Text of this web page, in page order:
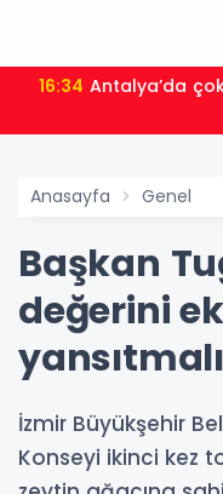
16:34 Antalya’da
Anasayfa Genel
Başkan
değerini
İzmir Büyükşehir
Konseyi ikinci kez